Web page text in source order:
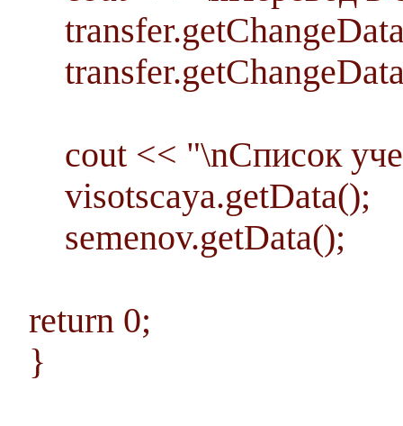
cout << "\nСписок
visotscaya.getData();
semenov.getData();
return 0;
}